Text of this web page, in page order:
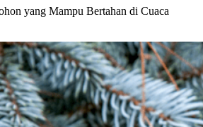
yang Mampu Bertahan di Cuaca